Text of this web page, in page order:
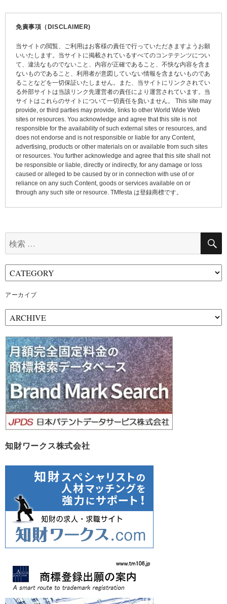
免責事項（DISCLAIMER)
当サイトの閲覧、ご利用はお客様の責任で行っていただきますようお願
いいたします。当サイトに掲載されているすべてのコンテテンツについ
て、違法なものでないこと、内容が正確であること、不快な内容を含ま
ないものであること、利用者が意図していない情報を含まないものであ
ることなどを一切保証いたしません。また、当サイトにリンクされてい
る外部サイトは当該リンク先運営者の責任により運営されています。当
サイトはこれらのサイトについて一切責任を負いません。 This site may
provide, or third parties may provide, links to other World Wide Web
sites or resources. You acknowledge and agree that this site is not
responsible for the availability of such external sites or resources, and
does not endorse and is not responsible or liable for any Content,
advertising, products or other materials on or available from such sites
or resources. You further acknowledge and agree that this site shall not
be responsible or liable, directly or indirectly, for any damage or loss
caused or alleged to be caused by or in connection with use of or
reliance on any such Content, goods or services available on or
through any such site or resource. TMfesta は登録商標です。
索:
アーカイブ
ー
カ
イ
ブ
知財ワークス株式会社